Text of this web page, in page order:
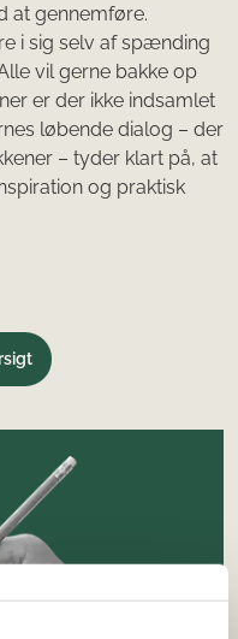
at gennemføre.
i sig selv af spænding
vil gerne bakke op
er der ikke indsamlet
løbende dialog – der
– tyder klart på, at
og praktisk